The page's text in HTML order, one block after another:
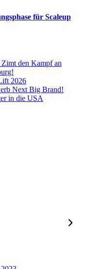
für Scaleup
den Kampf an
2026
Next Big Brand!
in die USA